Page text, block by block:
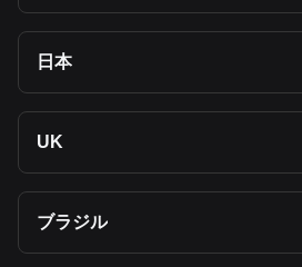
日本
UK
ブラジル